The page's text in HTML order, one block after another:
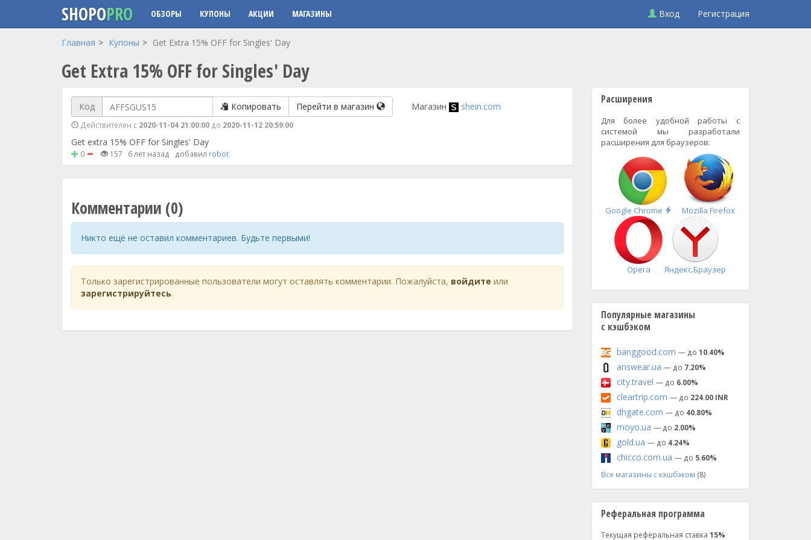
Перейти к основному содержанию
SHOPOPRO ОБЗОРЫ КУПОНЫ АКЦИИ МАГАЗИНЫ Вход Регистрация
Главная Купоны Get Extra 15% OFF for Singles' Day
Get Extra 15% OFF for Singles' Day
Код Копировать Перейти в магазин
Действителен с 2020-11-04 21:00:00 до 2020-11-12 20:59:00
Магазин shein.com
Get extra 15% OFF for Singles' Day
0 157 6 лет назад добавил robot
Комментарии (0)
Никто ещё не оставил комментариев. Будьте первыми!
Только зарегистрированные пользователи могут оставлять комментарии. Пожалуйста, войдите или
зарегистрируйтесь.
Расширения
Для более удобной работы с
системой мы разработали
расширения для браузеров:
Google Chrome
Быстрая
установка
Mozilla Firefox
Opera Яндекс.Браузер
Популярные магазины
с кэшбэком
banggood.com — до 10.40%
answear.ua — до 7.20%
city.travel — до 6.00%
cleartrip.com — до 224.00 INR
dhgate.com — до 40.80%
moyo.ua — до 2.00%
gold.ua — до 4.24%
chicco.com.ua — до 5.60%
Все магазины с кэшбэком (8)
Реферальная программа
Текущая реферальная ставка 15%